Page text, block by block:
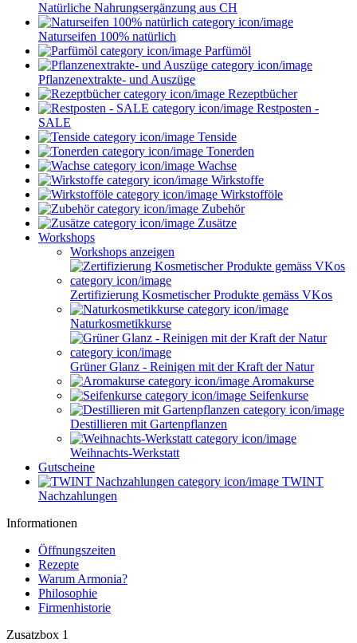
Natürliche Nahrungsergänzung aus CH
Naturseifen 100% natürlich
Parfümöl
Pflanzenextrakte- und Auszüge
Rezeptbücher
Restposten -
SALE
Tenside
Tonerden
Wachse
Wirkstoffe
Wirkstofföle
Zubehör
Zusätze
Workshops
Workshops anzeigen
Zertifizierung Kosmetischer Produkte gemäss VKos
Naturkosmetikkurse
Grüner Glanz - Reinigen mit der Kraft der Natur
Aromakurse
Seifenkurse
Destillieren mit Gartenpflanzen
Weihnachts-Werkstatt
Gutscheine
TWINT
Nachzahlungen
Informationen
Öffnungszeiten
Rezepte
Warum Armonia?
Philosophie
Firmenhistorie
Zusatzbox 1